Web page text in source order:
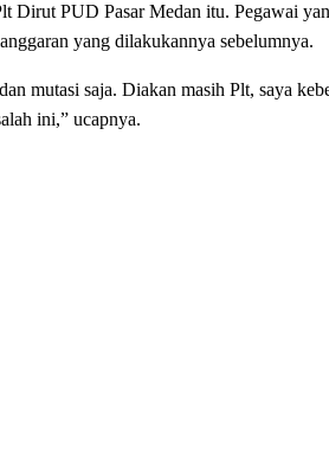
Dirut PUD Pasar Medan itu. Pegawai
yang dilakukannya sebelumnya.
mutasi saja. Diakan masih Plt, saya
ini,” ucapnya.